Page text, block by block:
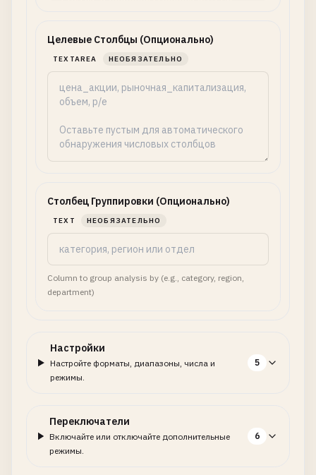
Целевые Столбцы (Опционально)
TEXTAREA НЕОБЯЗАТЕЛЬНО
Столбец Группировки (Опционально)
TEXT НЕОБЯЗАТЕЛЬНО
Column to group analysis by (e.g., category, region,
department)
Настройки
Настройте форматы, диапазоны, числа и
режимы.
5
Переключатели
Включайте или отключайте дополнительные
режимы.
6